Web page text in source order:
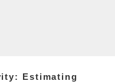
Estimating